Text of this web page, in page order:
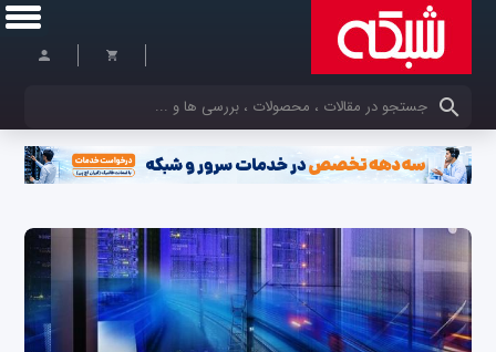
کلمات کلیدی خود را وارد کنید